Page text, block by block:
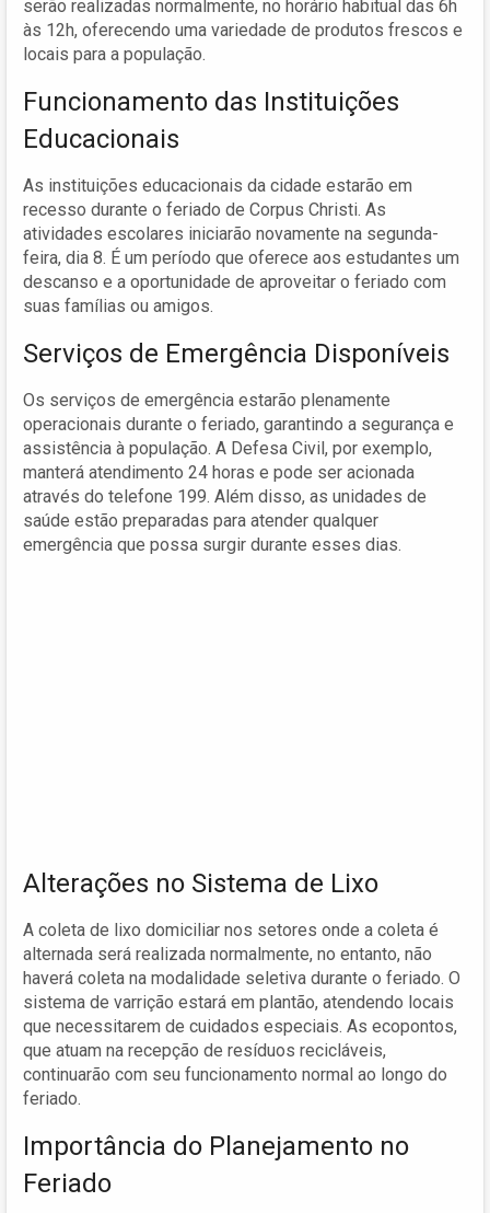
serão realizadas normalmente, no horário habitual das 6h
às 12h, oferecendo uma variedade de produtos frescos e
locais para a população.
Funcionamento das Instituições
Educacionais
As instituições educacionais da cidade estarão em
recesso durante o feriado de Corpus Christi. As
atividades escolares iniciarão novamente na segunda-
feira, dia 8. É um período que oferece aos estudantes um
descanso e a oportunidade de aproveitar o feriado com
suas famílias ou amigos.
Serviços de Emergência Disponíveis
Os serviços de emergência estarão plenamente
operacionais durante o feriado, garantindo a segurança e
assistência à população. A Defesa Civil, por exemplo,
manterá atendimento 24 horas e pode ser acionada
através do telefone 199. Além disso, as unidades de
saúde estão preparadas para atender qualquer
emergência que possa surgir durante esses dias.
Alterações no Sistema de Lixo
A coleta de lixo domiciliar nos setores onde a coleta é
alternada será realizada normalmente, no entanto, não
haverá coleta na modalidade seletiva durante o feriado. O
sistema de varrição estará em plantão, atendendo locais
que necessitarem de cuidados especiais. As ecopontos,
que atuam na recepção de resíduos recicláveis,
continuarão com seu funcionamento normal ao longo do
feriado.
Importância do Planejamento no
Feriado